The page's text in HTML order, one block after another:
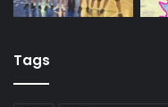
Tags